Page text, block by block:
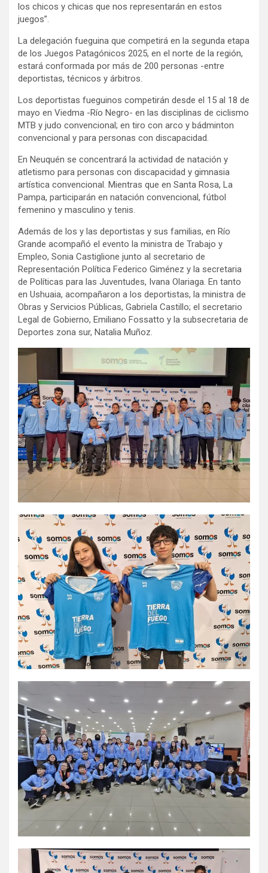
los chicos y chicas que nos representarán en estos
juegos”.
La delegación fueguina que competirá en la segunda etapa
de los Juegos Patagónicos 2025, en el norte de la región,
estará conformada por más de 200 personas -entre
deportistas, técnicos y árbitros.
Los deportistas fueguinos competirán desde el 15 al 18 de
mayo en Viedma -Río Negro- en las disciplinas de ciclismo
MTB y judo convencional; en tiro con arco y bádminton
convencional y para personas con discapacidad.
En Neuquén se concentrará la actividad de natación y
atletismo para personas con discapacidad y gimnasia
artística convencional. Mientras que en Santa Rosa, La
Pampa, participarán en natación convencional, fútbol
femenino y masculino y tenis.
Además de los y las deportistas y sus familias, en Río
Grande acompañó el evento la ministra de Trabajo y
Empleo, Sonia Castiglione junto al secretario de
Representación Política Federico Giménez y la secretaria
de Políticas para las Juventudes, Ivana Olariaga. En tanto
en Ushuaia, acompañaron a los deportistas, la ministra de
Obras y Servicios Públicas, Gabriela Castillo; el secretario
Legal de Gobierno, Emiliano Fossatto y la subsecretaria de
Deportes zona sur, Natalia Muñoz.